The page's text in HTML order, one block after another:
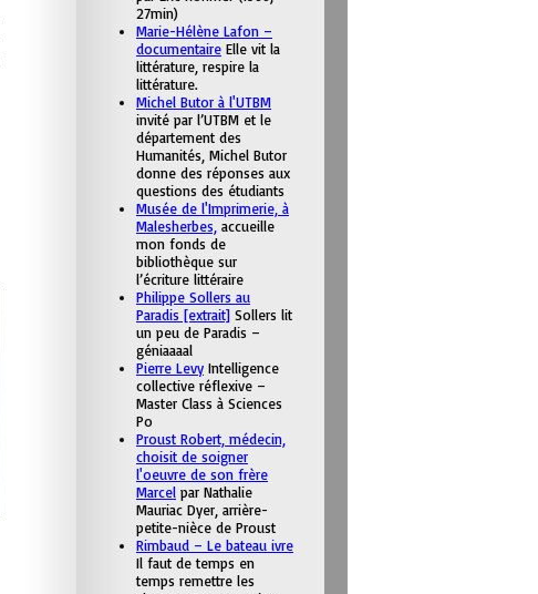
27min)
Marie-Hélène Lafon –
documentaire Elle vit la
littérature, respire la
littérature.
Michel Butor à l'UTBM
invité par l’UTBM et le
département des
Humanités, Michel Butor
donne des réponses aux
questions des étudiants
Musée de l'Imprimerie, à
Malesherbes, accueille
mon fonds de
bibliothèque sur
l’écriture littéraire
Philippe Sollers au
Paradis [extrait] Sollers lit
un peu de Paradis –
géniaaaal
Pierre Levy Intelligence
collective réflexive –
Master Class à Sciences
Po
Proust Robert, médecin,
choisit de soigner
l'oeuvre de son frère
Marcel par Nathalie
Mauriac Dyer, arrière-
petite-nièce de Proust
Rimbaud – Le bateau ivre
Il faut de temps en
temps remettre les